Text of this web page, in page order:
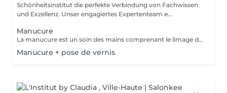
Schönheitsinstitut die perfekte Verbindung von Fachwissen
und Exzellenz. Unser engagiertes Expertenteam e...
Manucure
La manucure est un soin des mains comprenant le limage des ongles, la pousse et la coupe des cuticules, massage avec crème de soin et application d'un vernis transparent si désiré.
Manucure + pose de vernis